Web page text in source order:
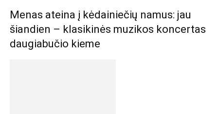
Menas ateina į kėdainiečių namus: jau
šiandien – klasikinės muzikos koncertas
daugiabučio kieme